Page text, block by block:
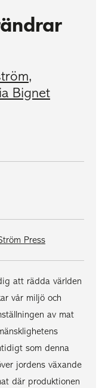
,
Bignet
Press
att rädda världen
vår miljö och
av mat
som denna
jordens växande
där produktionen